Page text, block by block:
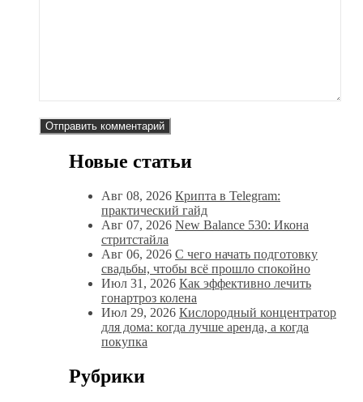
Новые статьи
Авг 08, 2026 Крипта в Telegram:
практический гайд
Авг 07, 2026 New Balance 530: Икона
стритстайла
Авг 06, 2026 С чего начать подготовку
свадьбы, чтобы всё прошло спокойно
Июл 31, 2026 Как эффективно лечить
гонартроз колена
Июл 29, 2026 Кислородный концентратор
для дома: когда лучше аренда, а когда
покупка
Рубрики